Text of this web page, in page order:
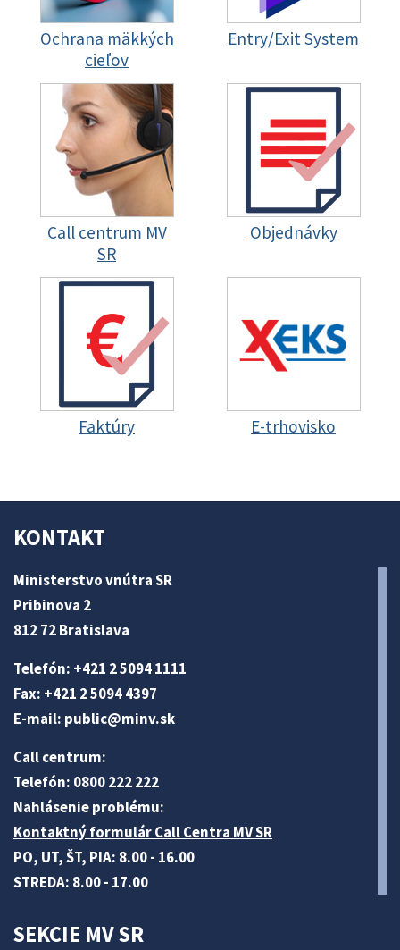
Ochrana mäkkých
cieľov
Entry/Exit System
Call centrum MV
SR
Objednávky
Faktúry E-trhovisko
KONTAKT
Ministerstvo vnútra SR
Pribinova 2
812 72 Bratislava
Telefón: +421 2 5094 1111
Fax: +421 2 5094 4397
E-mail: public@minv.sk
Call centrum:
Telefón: 0800 222 222
Nahlásenie problému:
Kontaktný formulár Call Centra MV SR
PO, UT, ŠT, PIA: 8.00 - 16.00
STREDA: 8.00 - 17.00
SEKCIE MV SR